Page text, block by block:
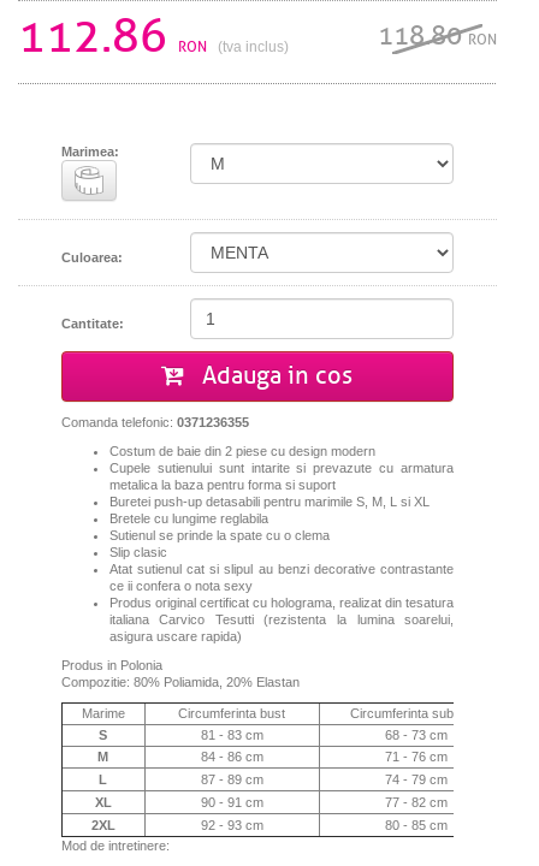
112.86 RON (tva inclus) 118.80RON
Marimea:
Culoarea:
Cantitate:
Adauga in cos
Comanda telefonic: 0371236355
Costum de baie din 2 piese cu design modern
Cupele sutienului sunt intarite si prevazute cu armatura
metalica la baza pentru forma si suport
Buretei push-up detasabili pentru marimile S, M, L si XL
Bretele cu lungime reglabila
Sutienul se prinde la spate cu o clema
Slip clasic
Atat sutienul cat si slipul au benzi decorative contrastante
ce ii confera o nota sexy
Produs original certificat cu holograma, realizat din tesatura
italiana Carvico Tesutti (rezistenta la lumina soarelui,
asigura uscare rapida)
Produs in Polonia
Compozitie: 80% Poliamida, 20% Elastan
Marime Circumferinta bust
Circumferinta sub bust
S
81 - 83 cm
68 - 73 cm
M
84 - 86 cm
71 - 76 cm
L
87 - 89 cm
74 - 79 cm
XL
90 - 91 cm
77 - 82 cm
2XL
92 - 93 cm
80 - 85 cm
Mod de intretinere: